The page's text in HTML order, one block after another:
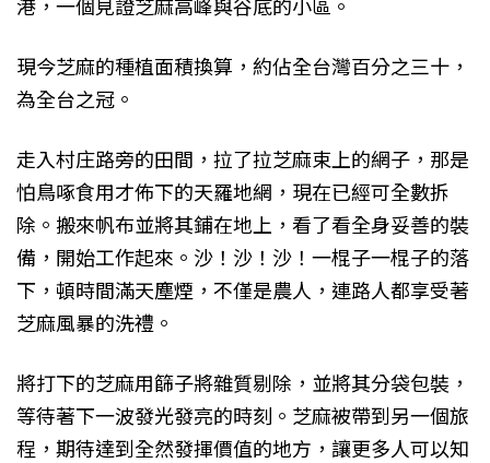
現今芝麻的種植面積換算，約佔全台灣百分之三十，
為全台之冠。
走入村庄路旁的田間，拉了拉芝麻束上的網子，那是
怕鳥啄食用才佈下的天羅地網，現在已經可全數拆
除。搬來帆布並將其鋪在地上，看了看全身妥善的裝
備，開始工作起來。沙！沙！沙！一棍子一棍子的落
下，頓時間滿天塵煙，不僅是農人，連路人都享受著
芝麻風暴的洗禮。
將打下的芝麻用篩子將雜質剔除，並將其分袋包裝，
等待著下一波發光發亮的時刻。芝麻被帶到另一個旅
程，期待達到全然發揮價值的地方，讓更多人可以知